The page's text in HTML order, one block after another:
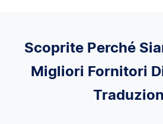
Scoprite Perché
Migliori Fornitori